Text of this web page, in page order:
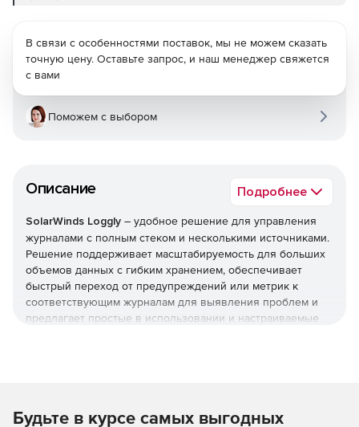
Описание Подробнее
SolarWinds Loggly – удобное решение для управления
журналами с полным стеком и несколькими источниками.
Решение поддерживает масштабируемость для больших
объемов данных с гибким хранением, обеспечивает
быстрый переход от предупреждений или метрик к
соответствующим журналам для выявления проблем и
предлагает простые в использовании и настраиваемые
Быстрая диагностика через стек, чтобы уменьшить
В связи с особенностями поставок, мы не можем сказать
точную цену. Оставьте запрос, и наш менеджер свяжется
с вами
Поможем с выбором
Будьте в курсе самых выгодных